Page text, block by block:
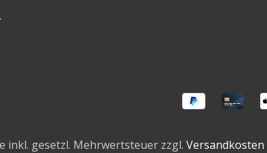
.
inkl. gesetzl. Mehrwertsteuer zzgl. Versandkosten